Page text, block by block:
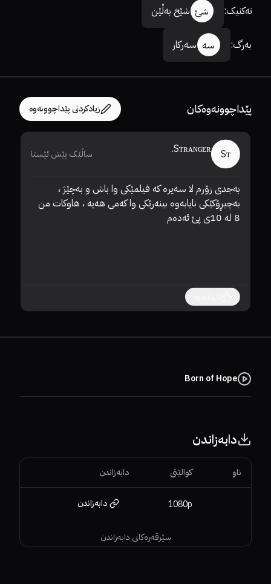
تەکنیک: شێ شێخ بەڵێن
بەرگ: سە سەرکار
پێداچوونەوەکان زیادکردنی پێداچوونەوە
Sᴛ
Sᴛʀᴀɴɢᴇʀ. ساڵێک پێش ئێستا
بەچیڕۆکێکی نایابەوە بینەرێکی وا کەمی هەیە ، هاوکات من
8 لە 10ی پێ ئەدەم
Born of Hope
دابەزاندن
سێرڤەرەکانی دابەزاندن
ناو کوالێتی دابەزاندن
1080p دابەزاندن